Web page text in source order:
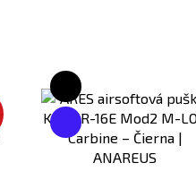
k
porovnaniu